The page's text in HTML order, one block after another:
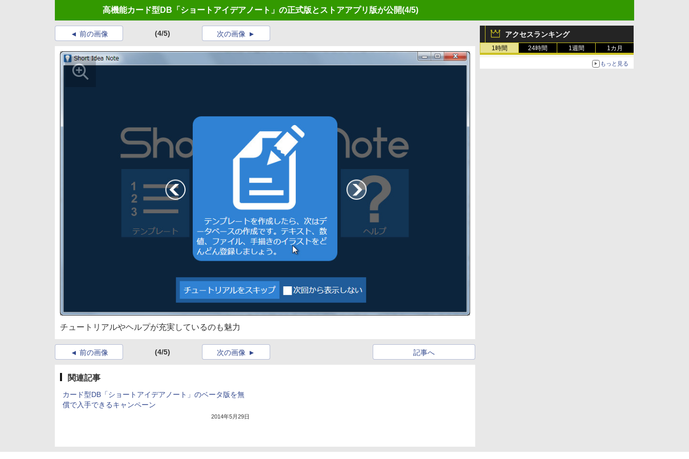
高機能カード型DB「ショートアイデアノート」の正式版とストアアプリ版が公開(4/5)
アクセスランキング
1時間 24時間 1週間 1カ月
もっと見る
前の画像 (4/5) 次の画像
チュートリアルやヘルプが充実しているのも魅力
前の画像 (4/5) 記事へ
次の画像
関連記事
カード型DB「ショートアイデアノート」のベータ版を無
償で入手できるキャンペーン
2014年5月29日